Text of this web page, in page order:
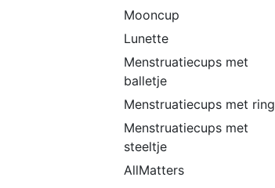
Mooncup
Lunette
Menstruatiecups met
balletje
Menstruatiecups met ring
Menstruatiecups met
steeltje
AllMatters